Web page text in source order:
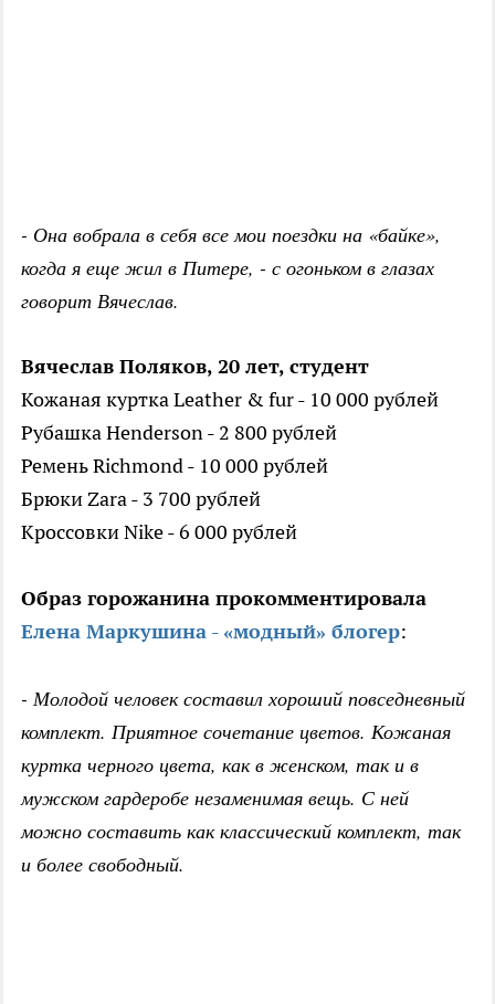
- Она вобрала в себя все мои поездки на «байке»,
когда я еще жил в Питере, - с огоньком в глазах
говорит Вячеслав.
Вячеслав Поляков, 20 лет, студент
Кожаная куртка Leather & fur - 10 000 рублей
Рубашка Henderson - 2 800 рублей
Ремень Richmond - 10 000 рублей
Брюки Zara - 3 700 рублей
Кроссовки Nike - 6 000 рублей
Образ горожанина прокомментировала
Елена Маркушина - «модный» блогер:
- Молодой человек составил хороший повседневный
комплект. Приятное сочетание цветов. Кожаная
куртка черного цвета, как в женском, так и в
мужском гардеробе незаменимая вещь. С ней
можно составить как классический комплект, так
и более свободный.